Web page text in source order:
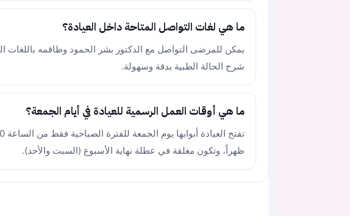
ما هي لغات التواصل المتاحة داخل العيادة؟
يمكن للمرضى التواصل مع الدكتور بشر الحمود وطاقمه باللغات
شرح الحالة الطبية بدقة وسهولة.
ما هي أوقات العمل الرسمية للعيادة في أيام الجمعة؟
ظهراً، وتكون مغلقة في عطلة نهاية الأسبوع (السبت والأحد).